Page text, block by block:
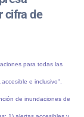
cifra de